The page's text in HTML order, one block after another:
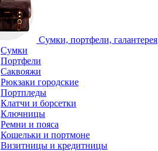
Сумки, портфели, галантерея
Сумки
Портфели
Саквояжи
Рюкзаки городские
Портпледы
Клатчи и борсетки
Ключницы
Ремни и пояса
Кошельки и портмоне
Визитницы и кредитницы